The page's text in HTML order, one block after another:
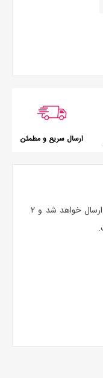
ارسال سریع و مطمئن
عروسک فوق برای شهرستان ها با پست ارسال خواهد شد و 2